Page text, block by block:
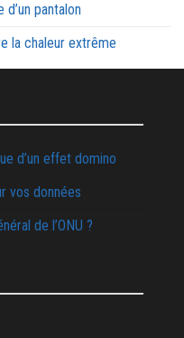
pantalon
la chaleur extrême
d’un effet domino
vos données
de l’ONU ?